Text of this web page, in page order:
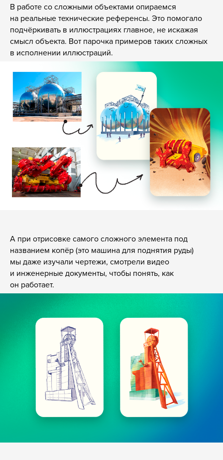
В работе со сложными объектами опираемся
на реальные технические референсы. Это помогало
подчёркивать в иллюстрациях главное, не искажая
смысл объекта. Вот парочка примеров таких сложных
в исполнении иллюстраций.
А при отрисовке самого сложного элемента под
названием копёр (это машина для поднятия руды)
мы даже изучали чертежи, смотрели видео
и инженерные документы, чтобы понять, как
он работает.